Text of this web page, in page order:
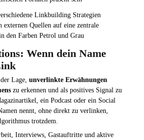
Wenn dein Name
Lage, unverlinkte Erwähnungen
zu erkennen und als positives Signal zu
ein Podcast oder ein Social
nennt, ohne direkt zu verlinken,
trotzdem.
Interviews, Gastauftritte und aktive